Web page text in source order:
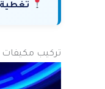
تركيب مكيفات